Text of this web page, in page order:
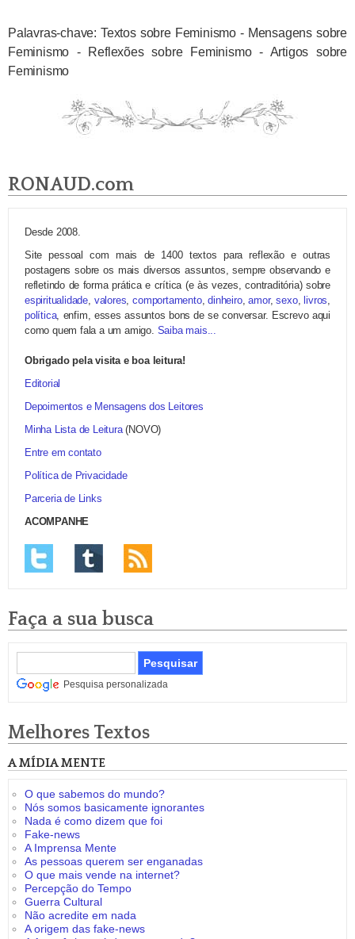
Palavras-chave: Textos sobre Feminismo - Mensagens sobre
Feminismo - Reflexões sobre Feminismo - Artigos sobre
Feminismo
RONAUD.com
Desde 2008.
Site pessoal com mais de 1400 textos para reflexão e outras
postagens sobre os mais diversos assuntos, sempre observando e
refletindo de forma prática e crítica (e às vezes, contraditória) sobre
espiritualidade, valores,comportamento,dinheiro,amor,sexo, livros,
política, enfim, esses assuntos bons de se conversar. Escrevo aqui
como quem fala a um amigo. Saiba mais...
Obrigado pela visita e boa leitura!
Editorial
Depoimentos e Mensagens dos Leitores
Minha Lista de Leitura(NOVO)
Entre em contato
Política de Privacidade
Parceria de Links
ACOMPANHE
Faça a sua busca
Pesquisa personalizada
Melhores Textos
A MÍDIA MENTE
O que sabemos do mundo?
Nós somos basicamente ignorantes
Nada é como dizem que foi
Fake-news
A Imprensa Mente
As pessoas querem ser enganadas
O que mais vende na internet?
Percepção do Tempo
Guerra Cultural
Não acredite em nada
A origem das fake-news